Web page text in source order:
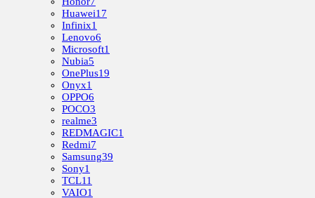
Huawei17
Infinix1
Lenovo6
Microsoft1
Nubia5
OnePlus19
Onyx1
OPPO6
POCO3
realme3
REDMAGIC1
Redmi7
Samsung39
Sony1
TCL11
VAIO1